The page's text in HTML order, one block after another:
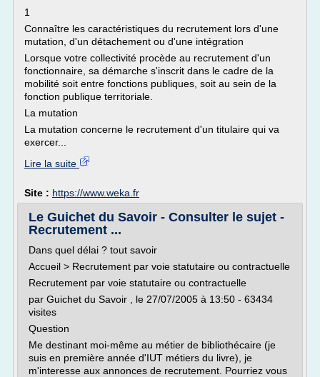
1
Connaître les caractéristiques du recrutement lors d'une
mutation, d'un détachement ou d'une intégration
Lorsque votre collectivité procède au recrutement d'un
fonctionnaire, sa démarche s'inscrit dans le cadre de la
mobilité soit entre fonctions publiques, soit au sein de la
fonction publique territoriale.
La mutation
La mutation concerne le recrutement d'un titulaire qui va
exercer...
Lire la suite
Site : https://www.weka.fr
Le Guichet du Savoir - Consulter le sujet -
Recrutement ...
Dans quel délai ? tout savoir
Accueil > Recrutement par voie statutaire ou contractuelle
Recrutement par voie statutaire ou contractuelle
par Guichet du Savoir , le 27/07/2005 à 13:50 - 63434
visites
Question
Me destinant moi-même au métier de bibliothécaire (je
suis en première année d'IUT métiers du livre), je
m'interesse aux annonces de recrutement. Pourriez vous